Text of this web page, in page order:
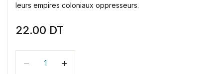
leurs empires coloniaux oppresseurs.
22.00 DT
Quantité